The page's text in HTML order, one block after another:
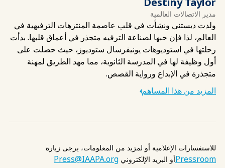
مدير الاتصالات العالمية
ولدت ديستني ونشأت في قلب عاصمة المنتزهات الترفيهية في
العالم، لذا فإن حبها لصناعة الترفيه متجذر في أعماق قلبها. بدأت
رحلتها في استوديوهات يونيفرسال ستوديوز، حيث حصلت على
أول وظيفة لها في المدرسة الثانوية، مما مهد الطريق لمهنة
متجذرة في الإبداع ورواية القصص.
المزيد من هذا المساهم
للاستفسارات الإعلامية أو لمزيد من المعلومات، يرجى زيارة
Pressroomأو البريد الإلكتروني Press@IAAPA.org